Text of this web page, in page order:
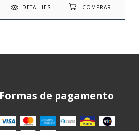
DETALHES
Formas de pagamento